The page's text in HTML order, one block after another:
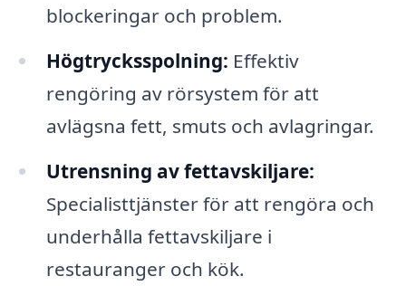
blockeringar och problem.
Högtrycksspolning: Effektiv
rengöring av rörsystem för att
avlägsna fett, smuts och avlagringar.
Utrensning av fettavskiljare:
Specialisttjänster för att rengöra och
underhålla fettavskiljare i
restauranger och kök.